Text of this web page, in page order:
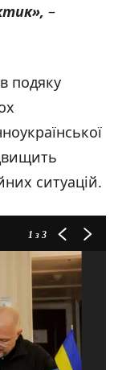
–
подяку
ситуацій.
1 з 3